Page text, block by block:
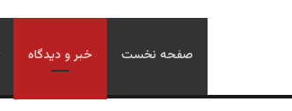
صفحه نخست خبر و دیدگاه